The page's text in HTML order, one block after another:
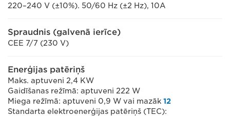
220–240 V (±10%). 50/60 Hz (±2 Hz), 10A
Spraudnis (galvenā ierīce)
CEE 7/7 (230 V)
Enerģijas patēriņš
Maks. aptuveni 2,4 KW
Gaidīšanas režīmā: aptuveni 222 W
Miega režīmā: aptuveni 0,9 W vai mazāk 12
Standarta elektroenerģijas patēriņš (TEC):